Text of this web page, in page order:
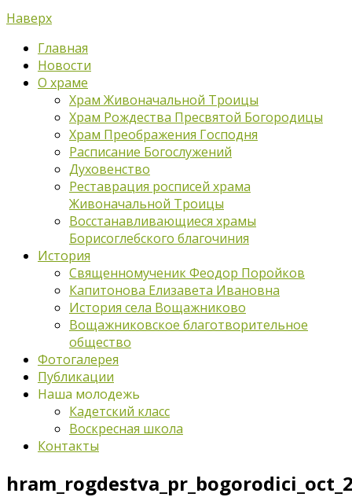
Наверх
Главная
Новости
О храме
Храм Живоначальной Троицы
Храм Рождества Пресвятой Богородицы
Храм Преображения Господня
Расписание Богослужений
Духовенство
Реставрация росписей храма
Живоначальной Троицы
Восстанавливающиеся храмы
Борисоглебского благочиния
История
Священномученик Феодор Поройков
Капитонова Елизавета Ивановна
История села Вощажниково
Вощажниковское благотворительное
общество
Фотогалерея
Публикации
Наша молодежь
Кадетский класс
Воскресная школа
Контакты